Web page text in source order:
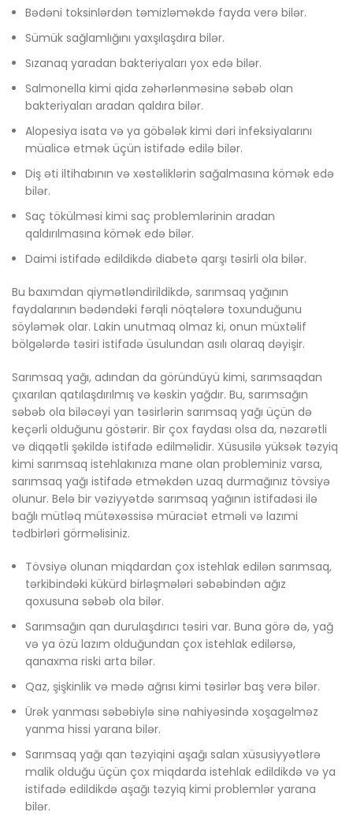
Bədəni toksinlərdən təmizləməkdə fayda verə bilər.
Sümük sağlamlığını yaxşılaşdıra bilər.
Sızanaq yaradan bakteriyaları yox edə bilər.
Salmonella kimi qida zəhərlənməsinə səbəb olan
bakteriyaları aradan qaldıra bilər.
Alopesiya isata və ya göbələk kimi dəri infeksiyalarını
müalicə etmək üçün istifadə edilə bilər.
Diş əti iltihabının və xəstəliklərin sağalmasına kömək edə
bilər.
Saç tökülməsi kimi saç problemlərinin aradan
qaldırılmasına kömək edə bilər.
Daimi istifadə edildikdə diabetə qarşı təsirli ola bilər.
Bu baxımdan qiymətləndirildikdə, sarımsaq yağının
faydalarının bədəndəki fərqli nöqtələrə toxunduğunu
söyləmək olar. Lakin unutmaq olmaz ki, onun müxtəlif
bölgələrdə təsiri istifadə üsulundan asılı olaraq dəyişir.
Sarımsaq yağı, adından da göründüyü kimi, sarımsaqdan
çıxarılan qatılaşdırılmış və kəskin yağdır. Bu, sarımsağın
səbəb ola biləcəyi yan təsirlərin sarımsaq yağı üçün də
keçərli olduğunu göstərir. Bir çox faydası olsa da, nəzarətli
və diqqətli şəkildə istifadə edilməlidir. Xüsusilə yüksək təzyiq
kimi sarımsaq istehlakınıza mane olan probleminiz varsa,
sarımsaq yağı istifadə etməkdən uzaq durmağınız tövsiyə
olunur. Belə bir vəziyyətdə sarımsaq yağının istifadəsi ilə
bağlı mütləq mütəxəssisə müraciət etməli və lazımi
tədbirləri görməlisiniz.
Tövsiyə olunan miqdardan çox istehlak edilən sarımsaq,
tərkibindəki kükürd birləşmələri səbəbindən ağız
qoxusuna səbəb ola bilər.
Sarımsağın qan durulaşdırıcı təsiri var. Buna görə də, yağ
və ya özü lazım olduğundan çox istehlak edilərsə,
qanaxma riski arta bilər.
Qaz, şişkinlik və mədə ağrısı kimi təsirlər baş verə bilər.
Ürək yanması səbəbiylə sinə nahiyəsində xoşagəlməz
yanma hissi yarana bilər.
Sarımsaq yağı qan təzyiqini aşağı salan xüsusiyyətlərə
malik olduğu üçün çox miqdarda istehlak edildikdə və ya
istifadə edildikdə aşağı təzyiq kimi problemlər yarana
bilər.